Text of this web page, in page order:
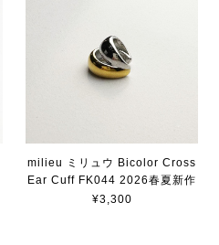
milieu ミリュウ Bicolor Cross
Ear Cuff FK044 2026春夏新作
¥3,300